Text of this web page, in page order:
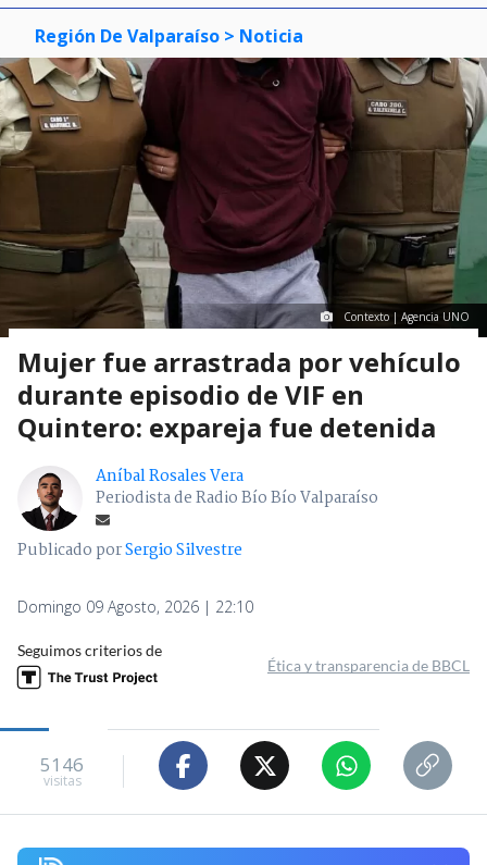
Región De Valparaíso > Noticia
Contexto | Agencia UNO
Mujer fue arrastrada por vehículo
durante episodio de VIF en
Quintero: expareja fue detenida
Aníbal Rosales Vera
Periodista de Radio Bío Bío Valparaíso
Publicado porSergio Silvestre
Domingo 09 Agosto, 2026 | 22:10
Seguimos criterios de
Ética y transparencia de BBCL
5146
visitas